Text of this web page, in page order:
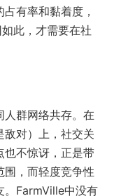
有率和黏着度，
此，才需要在社
人群网络共存。在
敌对）上，社交关
也不惊讶，正是带
围，而轻度竞争性
。FarmVille中没有